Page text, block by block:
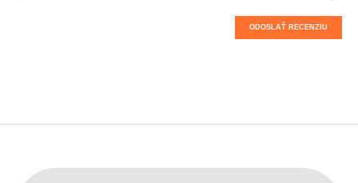
ODOSLAŤ RECENZIU